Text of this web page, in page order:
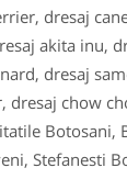
dresaj
akita inu,
dresaj
dresaj chow
Botosani,
Stefanesti